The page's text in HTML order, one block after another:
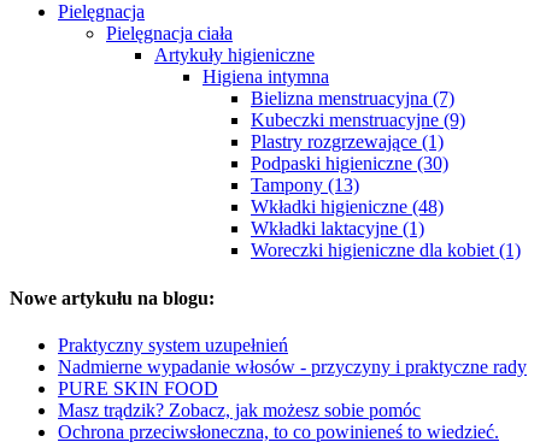
Pielęgnacja
Pielęgnacja ciała
Artykuły higieniczne
Higiena intymna
Bielizna menstruacyjna (7)
Kubeczki menstruacyjne (9)
Plastry rozgrzewające (1)
Podpaski higieniczne (30)
Tampony (13)
Wkładki higieniczne (48)
Wkładki laktacyjne (1)
Woreczki higieniczne dla kobiet (1)
Nowe artykułu na blogu:
Praktyczny system uzupełnień
Nadmierne wypadanie włosów - przyczyny i praktyczne rady
PURE SKIN FOOD
Masz trądzik? Zobacz, jak możesz sobie pomóc
Ochrona przeciwsłoneczna, to co powinieneś to wiedzieć.